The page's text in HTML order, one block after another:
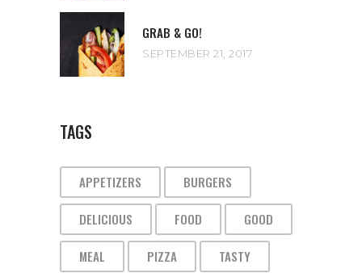
GRAB & GO!
SEPTEMBER 21, 2017
TAGS
APPETIZERS BURGERS
DELICIOUS FOOD GOOD
MEAL PIZZA TASTY